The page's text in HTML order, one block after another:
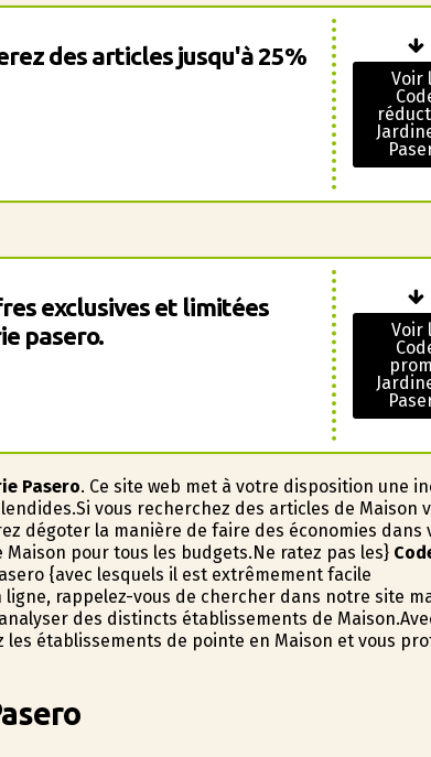
des articles jusqu'à 25%
Voir
exclusives et limitées
pasero.
Voir
Pasero. Ce site web met à votre disposition une
vous recherchez des articles de Maison
dégoter la manière de faire des économies dans
pour tous les budgets.Ne ratez pas les}
{avec lesquels il est extrêmement facile
rappelez-vous de chercher dans notre site
des distincts établissements de
établissements de pointe en Maison et vous